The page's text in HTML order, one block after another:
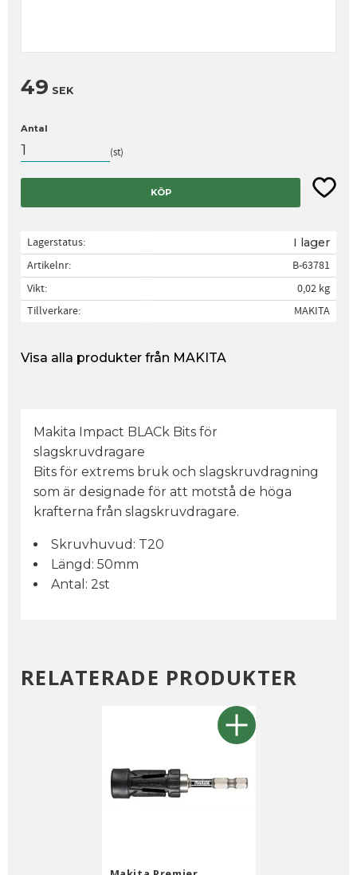
49 SEK
Antal
st
KÖP Lägg
Lagerstatus I lager
Artikelnr
B-63781
Vikt
0,02 kg
Tillverkare
MAKITA
Visa alla produkter från MAKITA
Makita Impact BLACk Bits för
slagskruvdragare
Bits för extrems bruk och slagskruvdragning
som är designade för att motstå de höga
krafterna från slagskruvdragare.
Skruvhuvud: T20
Längd: 50mm
Antal: 2st
RELATERADE PRODUKTER